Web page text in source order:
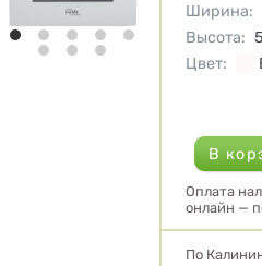
Ширина:
Высота:
Цвет:
Оплата
онлайн —
Условия
По